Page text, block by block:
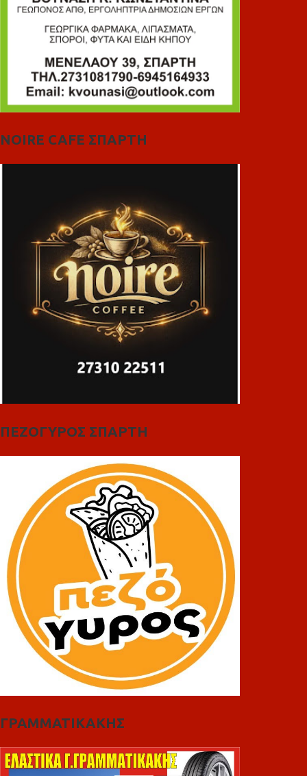
NOIRE CAFE ΣΠΑΡΤΗ
ΠΕΖΟΓΥΡΟΣ ΣΠΑΡΤΗ
ΓΡΑΜΜΑΤΙΚΑΚΗΣ